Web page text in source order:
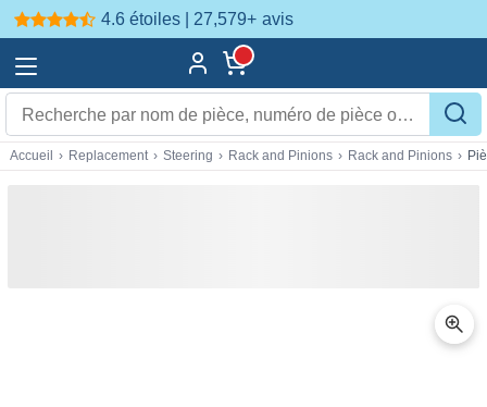
4.6 étoiles | 27,579+ avis
Accueil › Replacement › Steering › Rack and Pinions › Rack and Pinions ›